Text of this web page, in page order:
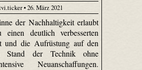
• 26. März 2021
der Nachhaltigkeit erlaubt
einen deutlich verbesserten
und die Aufrüstung auf den
Stand der Technik ohne
Neuanschaffungen.